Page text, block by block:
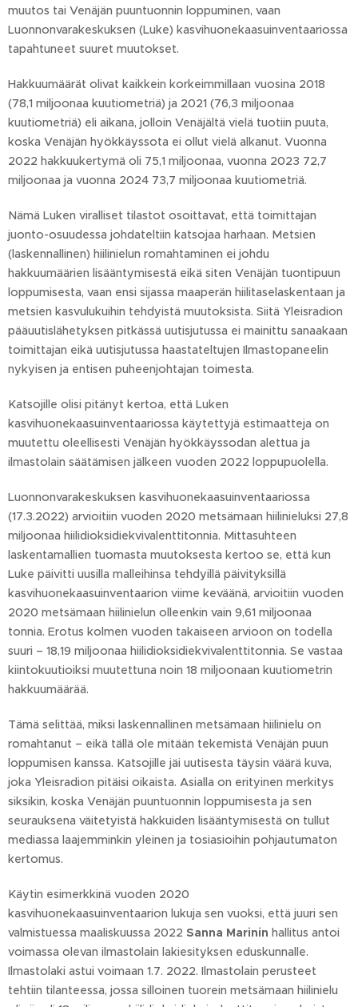
muutos tai Venäjän puuntuonnin loppuminen, vaan
Luonnonvarakeskuksen (Luke) kasvihuonekaasuinventaariossa
tapahtuneet suuret muutokset.
Hakkuumäärät olivat kaikkein korkeimmillaan vuosina 2018
(78,1 miljoonaa kuutiometriä) ja 2021 (76,3 miljoonaa
kuutiometriä) eli aikana, jolloin Venäjältä vielä tuotiin puuta,
koska Venäjän hyökkäyssota ei ollut vielä alkanut. Vuonna
2022 hakkuukertymä oli 75,1 miljoonaa, vuonna 2023 72,7
miljoonaa ja vuonna 2024 73,7 miljoonaa kuutiometriä.
Nämä Luken viralliset tilastot osoittavat, että toimittajan
juonto-osuudessa johdateltiin katsojaa harhaan. Metsien
(laskennallinen) hiilinielun romahtaminen ei johdu
hakkuumäärien lisääntymisestä eikä siten Venäjän tuontipuun
loppumisesta, vaan ensi sijassa maaperän hiilitaselaskentaan ja
metsien kasvulukuihin tehdyistä muutoksista. Siitä Yleisradion
pääuutislähetyksen pitkässä uutisjutussa ei mainittu sanaakaan
toimittajan eikä uutisjutussa haastateltujen Ilmastopaneelin
nykyisen ja entisen puheenjohtajan toimesta.
Katsojille olisi pitänyt kertoa, että Luken
kasvihuonekaasuinventaariossa käytettyjä estimaatteja on
muutettu oleellisesti Venäjän hyökkäyssodan alettua ja
ilmastolain säätämisen jälkeen vuoden 2022 loppupuolella.
Luonnonvarakeskuksen kasvihuonekaasuinventaariossa
(17.3.2022) arvioitiin vuoden 2020 metsämaan hiilinieluksi 27,8
miljoonaa hiilidioksidiekvivalenttitonnia. Mittasuhteen
laskentamallien tuomasta muutoksesta kertoo se, että kun
Luke päivitti uusilla malleihinsa tehdyillä päivityksillä
kasvihuonekaasuinventaarion viime keväänä, arvioitiin vuoden
2020 metsämaan hiilinielun olleenkin vain 9,61 miljoonaa
tonnia. Erotus kolmen vuoden takaiseen arvioon on todella
suuri – 18,19 miljoonaa hiilidioksidiekvivalenttitonnia. Se vastaa
kiintokuutioiksi muutettuna noin 18 miljoonaan kuutiometrin
hakkuumäärää.
Tämä selittää, miksi laskennallinen metsämaan hiilinielu on
romahtanut – eikä tällä ole mitään tekemistä Venäjän puun
loppumisen kanssa. Katsojille jäi uutisesta täysin väärä kuva,
joka Yleisradion pitäisi oikaista. Asialla on erityinen merkitys
siksikin, koska Venäjän puuntuonnin loppumisesta ja sen
seurauksena väitetyistä hakkuiden lisääntymisestä on tullut
mediassa laajemminkin yleinen ja tosiasioihin pohjautumaton
kertomus.
Käytin esimerkkinä vuoden 2020
kasvihuonekaasuinventaarion lukuja sen vuoksi, että juuri sen
valmistuessa maaliskuussa 2022 Sanna Marinin hallitus antoi
voimassa olevan ilmastolain lakiesityksen eduskunnalle.
Ilmastolaki astui voimaan 1.7. 2022. Ilmastolain perusteet
tehtiin tilanteessa, jossa silloinen tuorein metsämaan hiilinielu